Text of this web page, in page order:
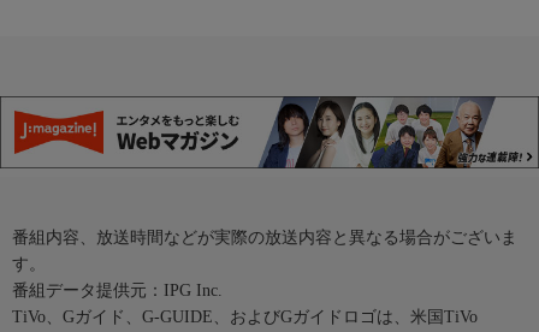
番組内容、放送時間などが実際の放送内容と異なる場合がございま
す。
番組データ提供元：IPG Inc.
TiVo、Gガイド、G-GUIDE、およびGガイドロゴは、米国TiVo